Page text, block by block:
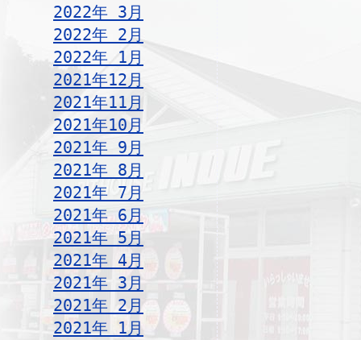
2022年 3月
2022年 2月
2022年 1月
2021年12月
2021年11月
2021年10月
2021年 9月
2021年 8月
2021年 7月
2021年 6月
2021年 5月
2021年 4月
2021年 3月
2021年 2月
2021年 1月